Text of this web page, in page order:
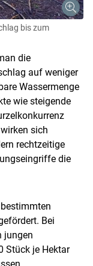
bis zum
die
auf weniger
Wassermenge
wie steigende
sich
rechtzeitige
die
Bei
jungen
Stück je Hektar